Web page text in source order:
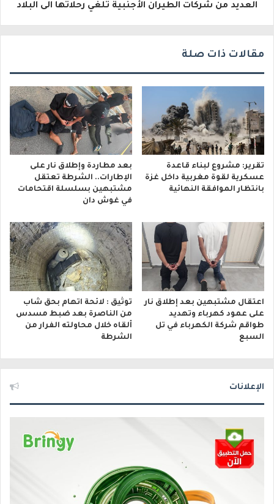
العديد من شركات الطيران الأجنبية تلغي رحلاتها الى البلاد
مقالات ذات صلة
تقرير: مشروع لبناء قاعدة
عسكرية لقوة مغربية داخل غزة
بانتظار الموافقة النهائية
بعد مطاردة وإطلاق نار على
الإطارات.. الشرطة تعتقل
مشتبهين بسلسلة اقتحامات
في غوش دان
اعتقال مشتبهين بعد إطلاق نار
على عمود كهرباء وتهديد
طواقم شركة الكهرباء في تل
السبع
توثيق : لائحة اتهام بحق شاب
من الناصرة بعد ضبط مسدس
ألقاه خلال محاولته الفرار من
الشرطة
الإعلانات